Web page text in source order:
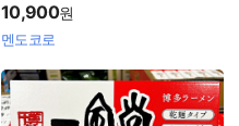
10,900원
멘도코로